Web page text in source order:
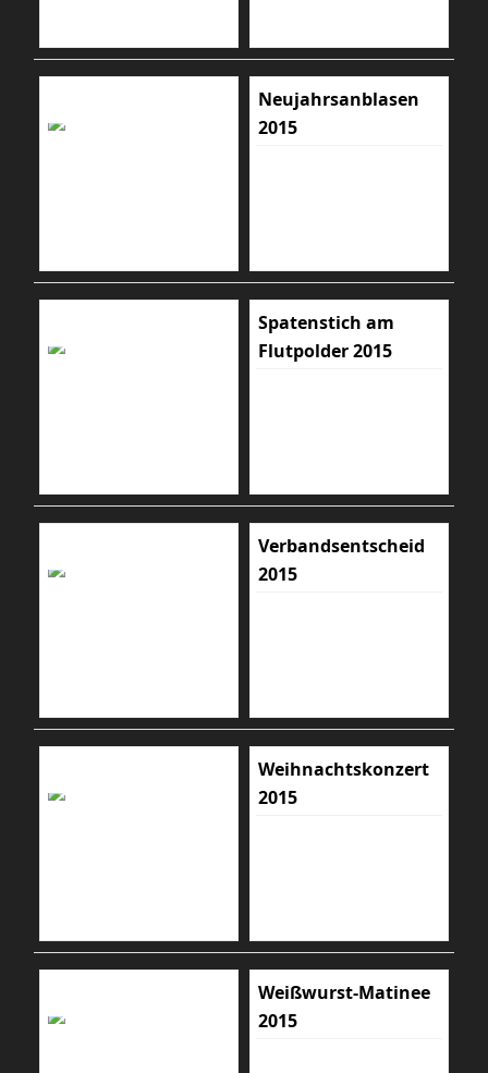
Neujahrsanblasen
2015
Spatenstich am
Flutpolder 2015
Verbandsentscheid
2015
Weihnachtskonzert
2015
Weißwurst-Matinee
2015